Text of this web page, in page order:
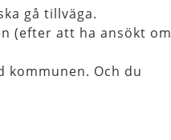
gå tillväga.
(efter att ha ansökt om
kommunen. Och du